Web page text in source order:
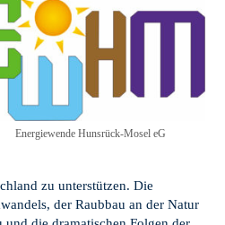
Energiewende Hunsrück-Mosel eG
zu unterstützen. Die
der Raubbau an der Natur